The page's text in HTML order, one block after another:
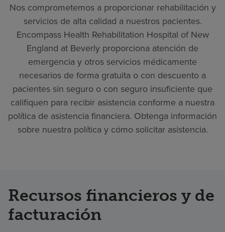
Nos comprometemos a proporcionar rehabilitación y
servicios de alta calidad a nuestros pacientes.
Encompass Health Rehabilitation Hospital of New
England at Beverly proporciona atención de
emergencia y otros servicios médicamente
necesarios de forma gratuita o con descuento a
pacientes sin seguro o con seguro insuficiente que
califiquen para recibir asistencia conforme a nuestra
política de asistencia financiera. Obtenga información
sobre nuestra política y cómo solicitar asistencia.
Recursos financieros y de
facturación